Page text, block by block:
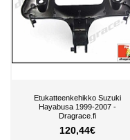
Etukatteenkehikko Suzuki
Hayabusa 1999-2007 -
Dragrace.fi
120,44€